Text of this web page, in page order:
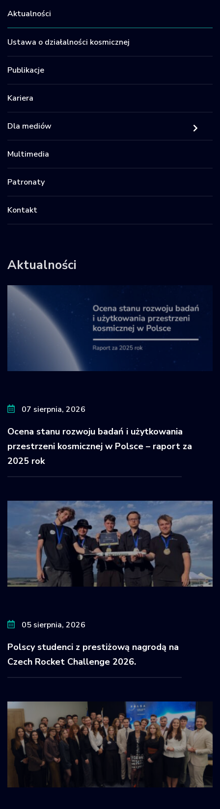
Aktualności
Ustawa o działalności kosmicznej
Publikacje
Kariera
Dla mediów
Multimedia
Patronaty
Kontakt
Aktualności
07 sierpnia, 2026
Ocena stanu rozwoju badań i użytkowania
przestrzeni kosmicznej w Polsce – raport za
2025 rok
05 sierpnia, 2026
Polscy studenci z prestiżową nagrodą na
Czech Rocket Challenge 2026.